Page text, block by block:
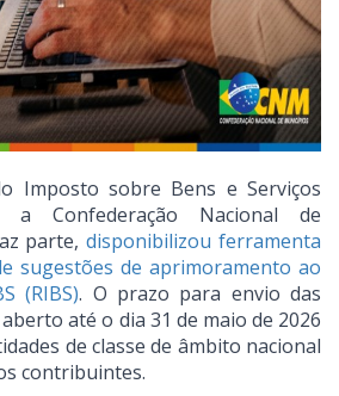
Imposto sobre Bens e Serviços
a Confederação Nacional de
parte,disponibilizou ferramenta
sugestões de aprimoramento ao
(RIBS). O prazo para envio das
até o dia 31 de maio de 2026
de classe de âmbito nacional
contribuintes.